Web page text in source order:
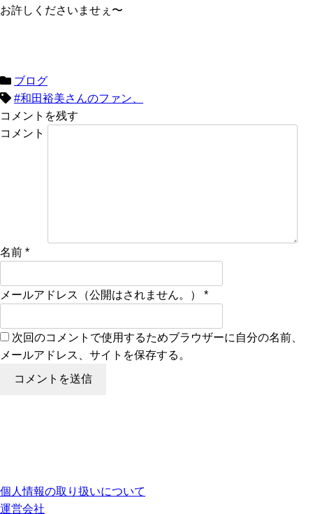
お許しくださいませぇ〜
ブログ
#和田裕美さんのファン、
コメントを残す
コメント
名前 *
メールアドレス（公開はされません。） *
次回のコメントで使用するためブラウザーに自分の名前、
メールアドレス、サイトを保存する。
個人情報の取り扱いについて
運営会社